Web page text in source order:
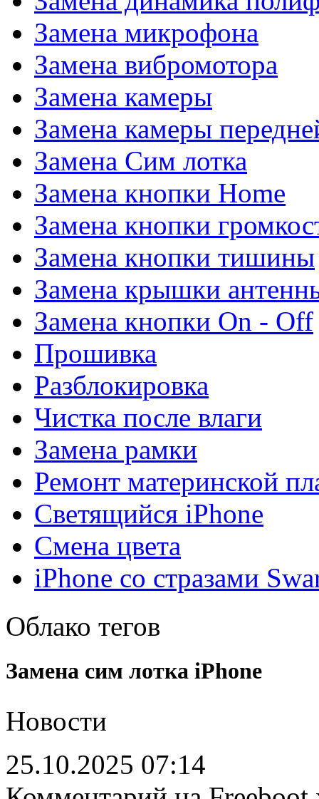
Замена микрофона
Замена вибромотора
Замена камеры
Замена камеры
Замена Сим лотка
Замена кнопки Home
Замена кнопки
Замена кнопки тишины
Замена крышки
Замена кнопки On - Off
Прошивка
Разблокировка
Чистка после влаги
Замена рамки
Ремонт материнской
Светящийся iPhone
Смена цвета
iPhone со стразами
Облако тегов
Замена сим лотка iPhone
Новости
25.10.2025 07:14